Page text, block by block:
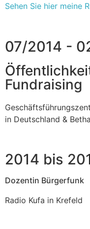
Sehen Sie hier meine
07/2014 -
Fundraising
in Deutschland &
2014 bis
Dozentin Bürgerfunk
Radio Kufa in Krefeld